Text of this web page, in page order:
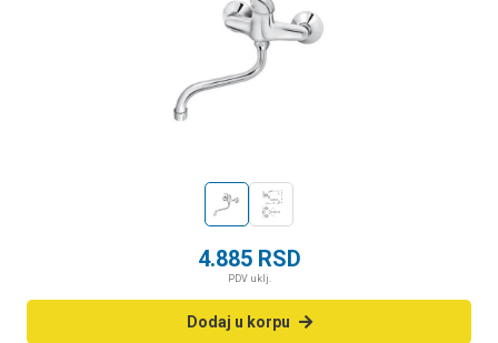
4.885 RSD
PDV uklj.
Dodaj u korpu